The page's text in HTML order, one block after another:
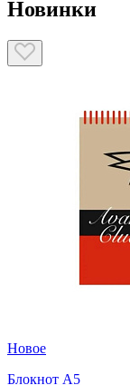
Новинки
Новое
Блокнот А5